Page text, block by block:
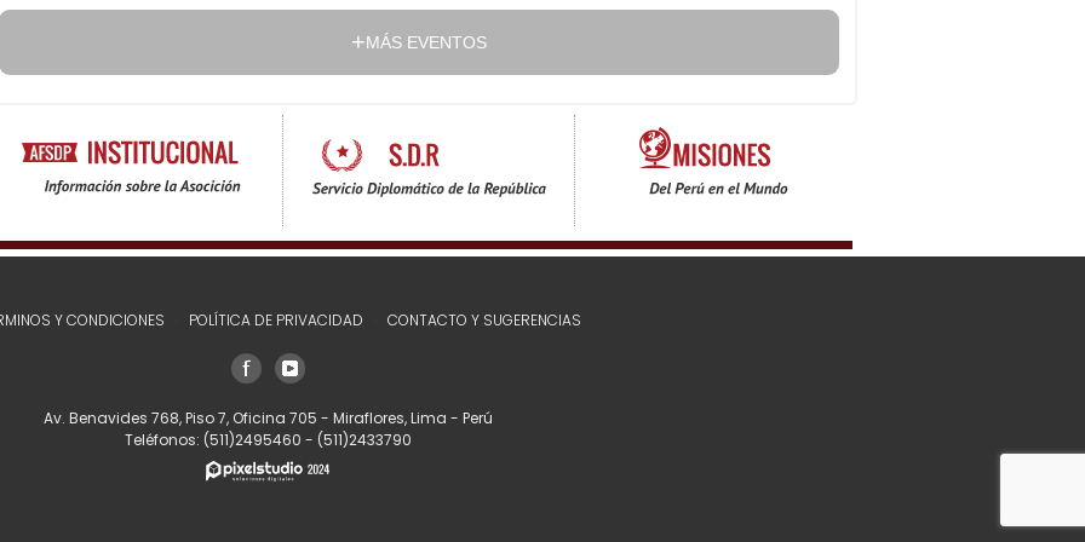
MÁS EVENTOS
Y CONDICIONES POLÍTICA DE PRIVACIDAD CONTACTO Y SUGERENCIAS
Av. Benavides 768, Piso 7, Oficina 705 - Miraflores, Lima - Perú
Teléfonos: (511)2495460 - (511)2433790